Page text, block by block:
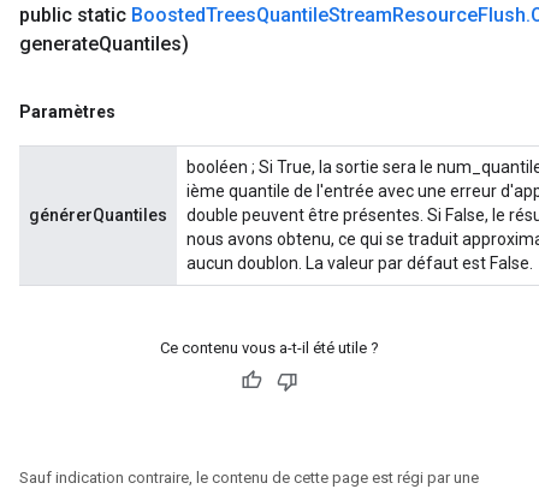
public static BoostedTreesQuantileStreamResourceFlush.
generateQuantiles)
Paramètres
générerQuantiles
booléen ; Si True, la sortie sera le
ième quantile de l'entrée avec une erreur
double peuvent être présentes. Si False, le
nous avons obtenu, ce qui se traduit
aucun doublon. La valeur par défaut est False.
Ce contenu vous a-t-il été utile ?
Sauf indication contraire, le contenu de cette page est régi par une